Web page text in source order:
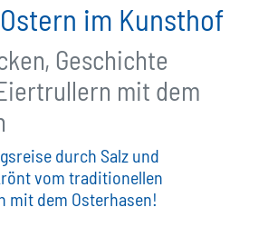
im Kunsthof
Geschichte
mit dem
durch Salz und
vom traditionellen
mit dem Osterhasen!